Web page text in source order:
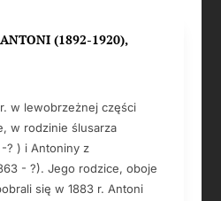
(1892-1920),
w lewobrzeżnej części
w rodzinie ślusarza
-? ) i Antoniny z
- ?). Jego rodzice, oboje
się w 1883 r. Antoni